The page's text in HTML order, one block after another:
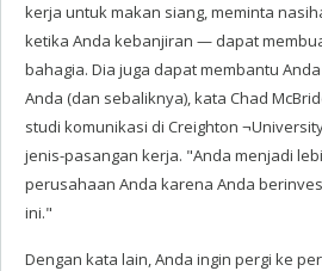
kerja untuk makan siang, meminta
ketika Anda kebanjiran — dapat
bahagia. Dia juga dapat membantu
Anda (dan sebaliknya), kata Chad
studi komunikasi di Creighton
jenis-pasangan kerja. "Anda menjadi
perusahaan Anda karena Anda
ini."
Dengan kata lain, Anda ingin pergi ke